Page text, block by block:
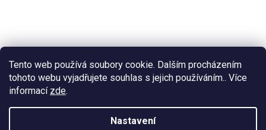
Tento web používá soubory cookie. Dalším procházením
tohoto webu vyjadřujete souhlas s jejich používáním.. Více
informací zde.
Nastavení